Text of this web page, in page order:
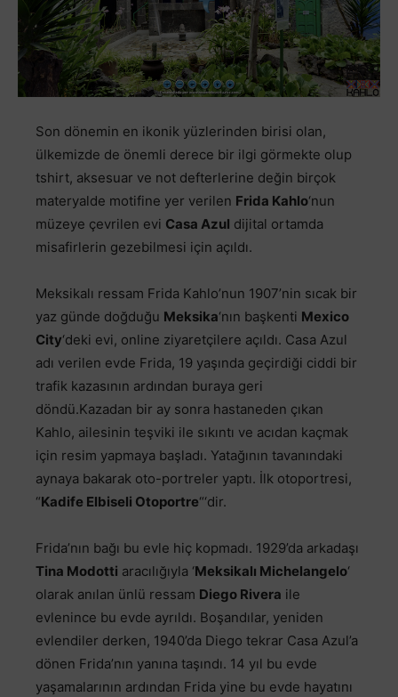
Son dönemin en ikonik yüzlerinden birisi olan,
ülkemizde de önemli derece bir ilgi görmekte olup
tshirt, aksesuar ve not defterlerine değin birçok
materyalde motifine yer verilen Frida Kahlo‘nun
müzeye çevrilen evi Casa Azul dijital ortamda
misafirlerin gezebilmesi için açıldı.
Meksikalı ressam Frida Kahlo’nun 1907’nin sıcak bir
yaz günde doğduğu Meksika‘nın başkenti Mexico
City‘deki evi, online ziyaretçilere açıldı. Casa Azul
adı verilen evde Frida, 19 yaşında geçirdiği ciddi bir
trafik kazasının ardından buraya geri
döndü.Kazadan bir ay sonra hastaneden çıkan
Kahlo, ailesinin teşviki ile sıkıntı ve acıdan kaçmak
için resim yapmaya başladı. Yatağının tavanındaki
aynaya bakarak oto-portreler yaptı. İlk otoportresi,
“Kadife Elbiseli Otoportre“‘dir.
Frida’nın bağı bu evle hiç kopmadı. 1929’da arkadaşı
Tina Modotti aracılığıyla ‘Meksikalı Michelangelo‘
olarak anılan ünlü ressam Diego Rivera ile
evlenince bu evde ayrıldı. Boşandılar, yeniden
evlendiler derken, 1940’da Diego tekrar Casa Azul’a
dönen Frida’nın yanına taşındı. 14 yıl bu evde
yaşamalarının ardından Frida yine bu evde hayatını